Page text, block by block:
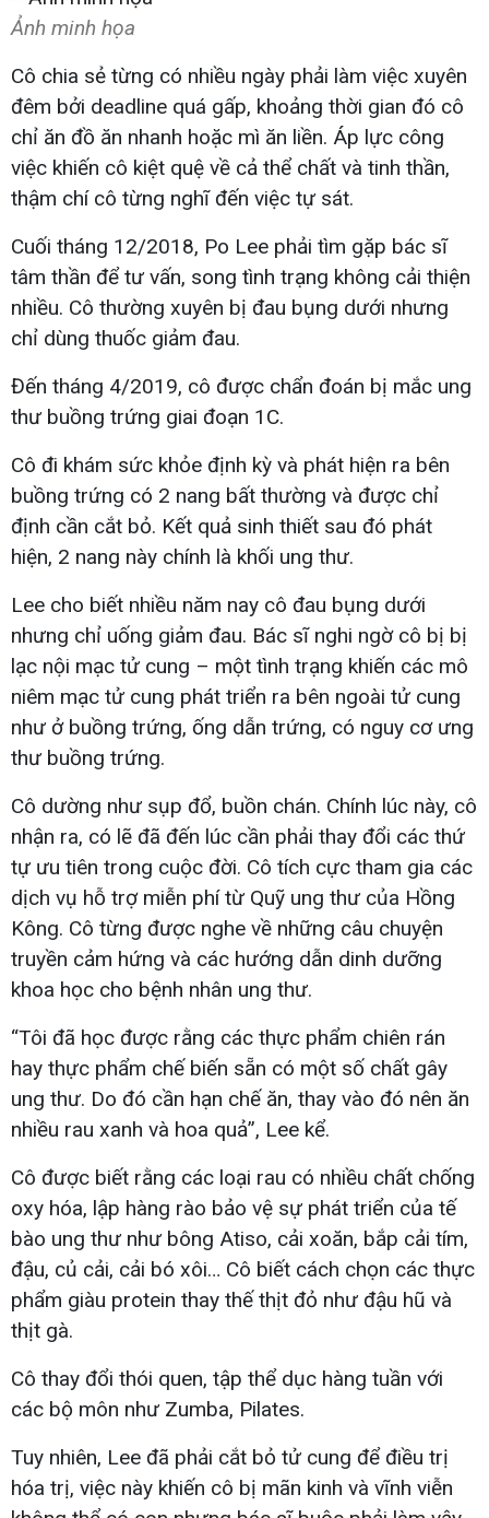
Ảnh minh họa
Cô chia sẻ từng có nhiều ngày phải làm việc xuyên
đêm bởi deadline quá gấp, khoảng thời gian đó cô
chỉ ăn đồ ăn nhanh hoặc mì ăn liền. Áp lực công
việc khiến cô kiệt quệ về cả thể chất và tinh thần,
thậm chí cô từng nghĩ đến việc tự sát.
Cuối tháng 12/2018, Po Lee phải tìm gặp bác sĩ
tâm thần để tư vấn, song tình trạng không cải thiện
nhiều. Cô thường xuyên bị đau bụng dưới nhưng
chỉ dùng thuốc giảm đau.
Đến tháng 4/2019, cô được chẩn đoán bị mắc ung
thư buồng trứng giai đoạn 1C.
Cô đi khám sức khỏe định kỳ và phát hiện ra bên
buồng trứng có 2 nang bất thường và được chỉ
định cần cắt bỏ. Kết quả sinh thiết sau đó phát
hiện, 2 nang này chính là khối ung thư.
Lee cho biết nhiều năm nay cô đau bụng dưới
nhưng chỉ uống giảm đau. Bác sĩ nghi ngờ cô bị bị
lạc nội mạc tử cung – một tình trạng khiến các mô
niêm mạc tử cung phát triển ra bên ngoài tử cung
như ở buồng trứng, ống dẫn trứng, có nguy cơ ưng
thư buồng trứng.
Cô dường như sụp đổ, buồn chán. Chính lúc này, cô
nhận ra, có lẽ đã đến lúc cần phải thay đổi các thứ
tự ưu tiên trong cuộc đời. Cô tích cực tham gia các
dịch vụ hỗ trợ miễn phí từ Quỹ ung thư của Hồng
Kông. Cô từng được nghe về những câu chuyện
truyền cảm hứng và các hướng dẫn dinh dưỡng
khoa học cho bệnh nhân ung thư.
“Tôi đã học được rằng các thực phẩm chiên rán
hay thực phẩm chế biến sẵn có một số chất gây
ung thư. Do đó cần hạn chế ăn, thay vào đó nên ăn
nhiều rau xanh và hoa quả”, Lee kể.
Cô được biết rằng các loại rau có nhiều chất chống
oxy hóa, lập hàng rào bảo vệ sự phát triển của tế
bào ung thư như bông Atiso, cải xoăn, bắp cải tím,
đậu, củ cải, cải bó xôi… Cô biết cách chọn các thực
phẩm giàu protein thay thế thịt đỏ như đậu hũ và
thịt gà.
Cô thay đổi thói quen, tập thể dục hàng tuần với
các bộ môn như Zumba, Pilates.
Tuy nhiên, Lee đã phải cắt bỏ tử cung để điều trị
hóa trị, việc này khiến cô bị mãn kinh và vĩnh viễn